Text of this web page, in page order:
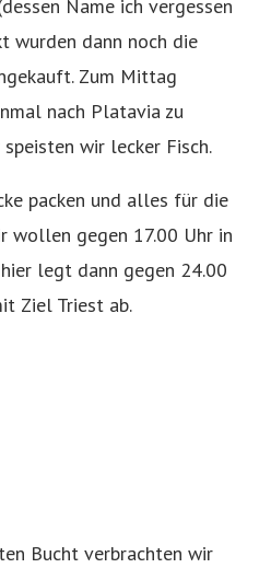
Name ich vergessen
wurden dann noch die
Zum Mittag
nach Platavia zu
wir lecker Fisch.
packen und alles für die
wollen gegen 17.00 Uhr in
legt dann gegen 24.00
Ziel Triest ab.
Bucht verbrachten wir